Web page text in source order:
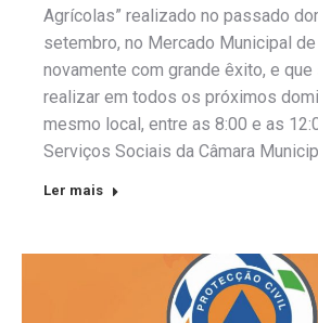
Agrícolas” realizado no passado
setembro, no Mercado Municipal
novamente com grande êxito, e
realizar em todos os próximos
mesmo local, entre as 8:00 e as
Serviços Sociais da Câmara
Ler mais